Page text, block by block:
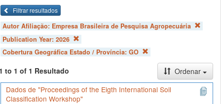
Filtrar resultados
Autor Afiliação: Empresa Brasileira de Pesquisa Agropecuária
Publication Year: 2026
Cobertura Geográfica Estado / Província: GO
to 1 of 1 Resultado
Ordenar
Dados de "Proceedings of the Eigth International Soil
Classification Workshop"